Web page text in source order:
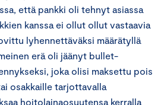
että pankki oli tehnyt asiassa
kanssa ei ollut ollut vastaavia
lyhennettäväksi määrätyllä
erä oli jäänyt bullet-
joka olisi maksettu pois
osakkaille tarjottavalla
hoitolainaosuutensa kerralla